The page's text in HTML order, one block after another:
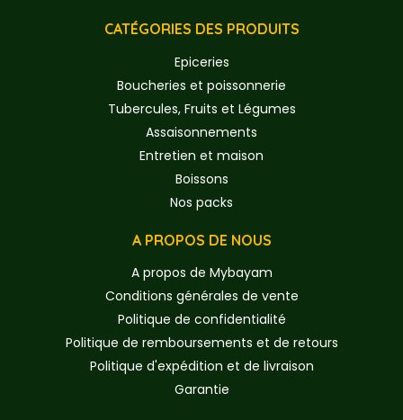
CATÉGORIES DES PRODUITS
Epiceries
Boucheries et poissonnerie
Tubercules, Fruits et Légumes
Assaisonnements
Entretien et maison
Boissons
Nos packs
A PROPOS DE NOUS
A propos de Mybayam
Conditions générales de vente
Politique de confidentialité
Politique de remboursements et de retours
Politique d'expédition et de livraison
Garantie